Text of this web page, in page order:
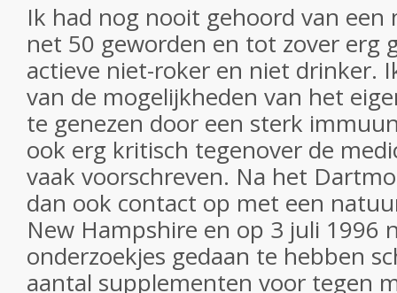
Ik had nog nooit gehoord van een
net 50 geworden en tot zover erg
actieve niet-roker en niet drinker.
van de mogelijkheden van het
te genezen door een sterk
ook erg kritisch tegenover de
vaak voorschreven. Na het
dan ook contact op met een
New Hampshire en op 3 juli 1996
onderzoekjes gedaan te hebben
aantal supplementen voor tegen